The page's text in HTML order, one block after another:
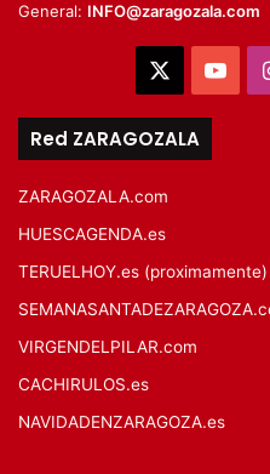
General: INFO@zaragozala.com
Red ZARAGOZALA
ZARAGOZALA.com
HUESCAGENDA.es
TERUELHOY.es (proximamente)
VIRGENDELPILAR.com
CACHIRULOS.es
NAVIDADENZARAGOZA.es